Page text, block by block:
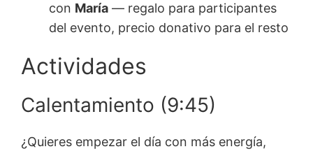
con María — regalo para participantes
del evento, precio donativo para el resto
Actividades
Calentamiento (9:45)
¿Quieres empezar el día con más energía,